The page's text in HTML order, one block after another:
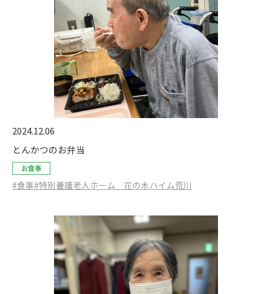
2024.12.06
とんかつのお弁当
お食事
#食事#特別養護老人ホーム 花の木ハイム荒川